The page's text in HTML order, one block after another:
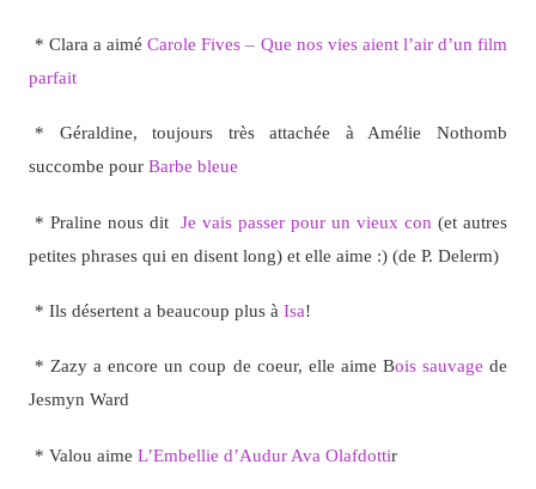
* Clara a aiméCarole Fives – Que nos vies aient l’air d’un film
parfait
* Géraldine, toujours très attachée à Amélie Nothomb
succombe pour Barbe bleue
* Praline nous dit Je vais passer pour un vieux con(et autres
petites phrases qui en disent long) et elle aime :) (de P. Delerm)
* Ils désertent a beaucoup plus à Isa!
* Zazy a encore un coup de coeur, elle aime Bois sauvagede
Jesmyn Ward
* Valou aime L’Embellie d’Audur Ava Olafdottir